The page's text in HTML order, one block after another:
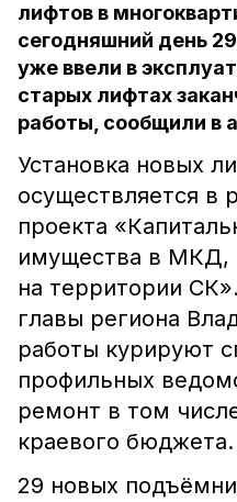
лифтов в
сегодняшний день
уже ввели в
старых лифтах
работы, сообщили в
Установка новых
осуществляется в
проекта
имущества в МКД,
на территории
главы региона
работы курируют
профильных
ремонт в том
краевого бюджета.
29 новых